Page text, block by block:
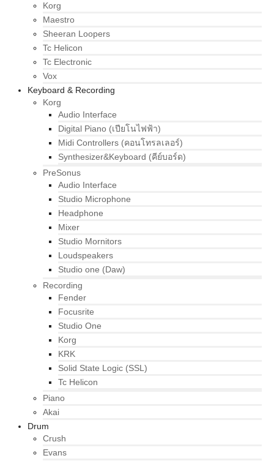
Korg
Maestro
Sheeran Loopers
Tc Helicon
Tc Electronic
Vox
Keyboard & Recording
Korg
Audio Interface
Digital Piano (เปียโนไฟฟ้า)
Midi Controllers (คอนโทรลเลอร์)
Synthesizer&Keyboard (คีย์บอร์ด)
PreSonus
Audio Interface
Studio Microphone
Headphone
Mixer
Studio Mornitors
Loudspeakers
Studio one (Daw)
Recording
Fender
Focusrite
Studio One
Korg
KRK
Solid State Logic (SSL)
Tc Helicon
Piano
Akai
Drum
Crush
Evans